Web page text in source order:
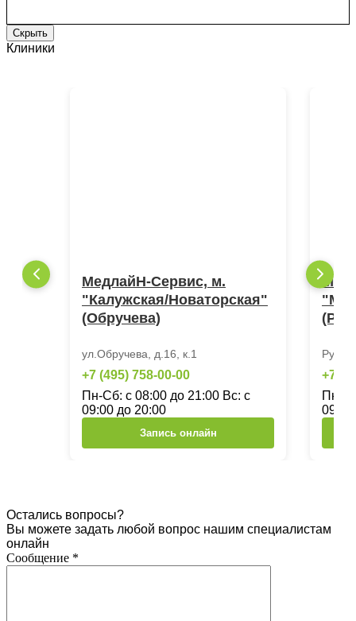
Скрыть
Клиники
МедлайН-Сервис, м.
"Калужская/Новаторская"
(Обручева)
ул.Обручева, д.16, к.1
+7 (495) 758-00-00
Пн-Сб: с 08:00 до 21:00 Вс: с
09:00 до 20:00
Запись онлайн
+7
Пн-
Остались вопросы?
Вы можете задать любой вопрос нашим специалистам
онлайн
Сообщение *